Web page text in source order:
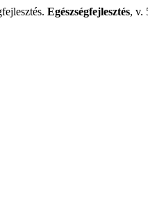
Egészségfejlesztés, v.